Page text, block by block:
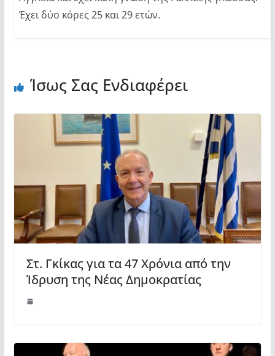
Έχει δύο κόρες 25 και 29 ετών.
Ίσως Σας Ενδιαφέρει
Στ. Γκίκας για τα 47 Χρόνια από την
Ίδρυση της Νέας Δημοκρατίας